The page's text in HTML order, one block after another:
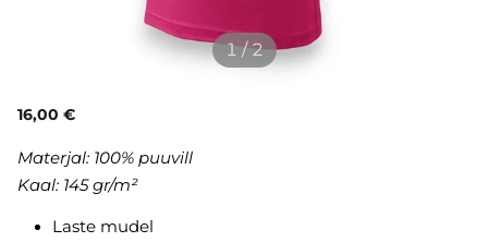
1 / 2
16,00 €
Materjal: 100% puuvill
Kaal: 145 gr/m²
Laste mudel